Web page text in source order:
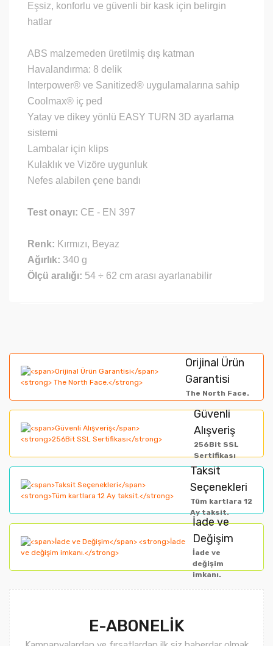
Eşsiz, konforlu ve güvenli bir kask için belirgin
hatlar
ABS malzemeden üretilmiş dış katman
Havalandırma: 8 delik
Interpower® ve Sanitized® uygulamalarına sahip
Coolmax® iç ped
Yatay ve dikey yönlü EASY TURN 3D ayarlama
sistemi
Lambalar için klips
Kulaklık ve Vizöre uygunluk
Nefes alabilen çene bandı
Test onayı: CE - EN 397
Renk: Kırmızı, Beyaz
Ağırlık: 340 g
Ölçü aralığı: 54 ÷ 62 cm arası ayarlanabilir
Yorum Yaz
formunu kullanarak tarafımıza iletebilirsiniz.
Görüş ve önerileriniz için teşekkür ederiz.
Ürün resmi kalitesiz, bozuk veya görüntülenemiyor.
Ürün açıklamasında eksik bilgiler bulunuyor.
Bu ürüne benzer farklı alternatifler olmalı.
Orijinal Ürün
Garantisi
The North Face.
Güvenli
Alışveriş
256Bit SSL
Sertifikası
Taksit
Seçenekleri
Tüm kartlara 12
Ay taksit.
İade ve
Değişim
İade ve
değişim
imkanı.
E-ABONELİK